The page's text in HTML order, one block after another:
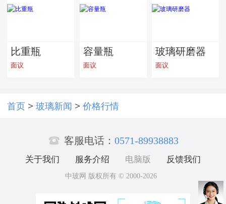
家居用 按需
比重瓶
面议
容量瓶
面议
玻璃研磨器
面议
首页 > 玻璃新闻 > 价格行情
 客服电话： 0571-89938883
关于我们 服务介绍 电脑版 反馈我们
中玻网 版权所有 © 2000-2026